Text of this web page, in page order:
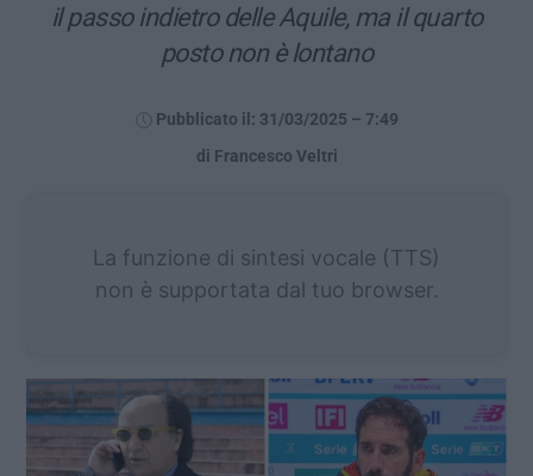
il passo indietro delle Aquile, ma il quarto
posto non è lontano
Pubblicato il: 31/03/2025 – 7:49
di Francesco Veltri
La funzione di sintesi vocale (TTS)
non è supportata dal tuo browser.